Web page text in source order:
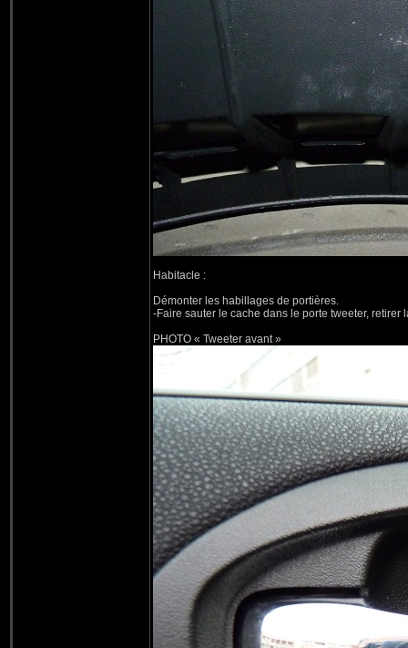
Habitacle :
Démonter les habillages de portières.
-Faire sauter le cache dans le porte tweeter,
PHOTO « Tweeter avant »